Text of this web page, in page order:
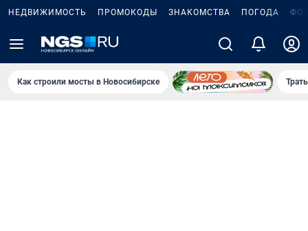
НЕДВИЖИМОСТЬ ПРОМОКОДЫ ЗНАКОМСТВА ПОГОДА
Как строили мосты в Новосибирске